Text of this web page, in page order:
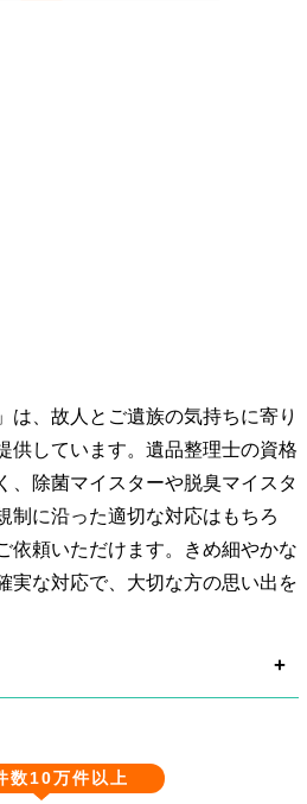
は、故人とご遺族の気持ちに寄り
供しています。遺品整理士の資格
、除菌マイスターや脱臭マイスタ
制に沿った適切な対応はもちろ
依頼いただけます。きめ細やかな
実な対応で、大切な方の思い出を
数10万件以上